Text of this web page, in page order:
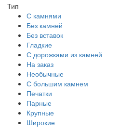
Тип
С камнями
Без камней
Без вставок
Гладкие
С дорожками из камней
На заказ
Необычные
С большим камнем
Печатки
Парные
Крупные
Широкие